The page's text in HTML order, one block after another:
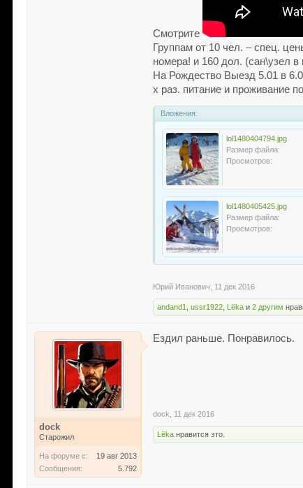
Смотрите
Группам от 10 чел. – спец.
номера! и 160 дол. (сан\узел в
На Рождество Выезд 5.01 в
х раз. питание и проживание
Вложения:
lol1480404794.jpg
Размер файла:
Просмотров:
lol1480405425.jpg
Размер файла:
Просмотров:
Юрий Иванович 11 дек 2016
andand1 ,ussr1922 Lёka и2 другим
dock
Старожил
На форуме с:
19 авг 2013
Сообщения:
5.792
Ездил раньше. Понравилось.
dock 11 дек 2016
Lёka нравится это.